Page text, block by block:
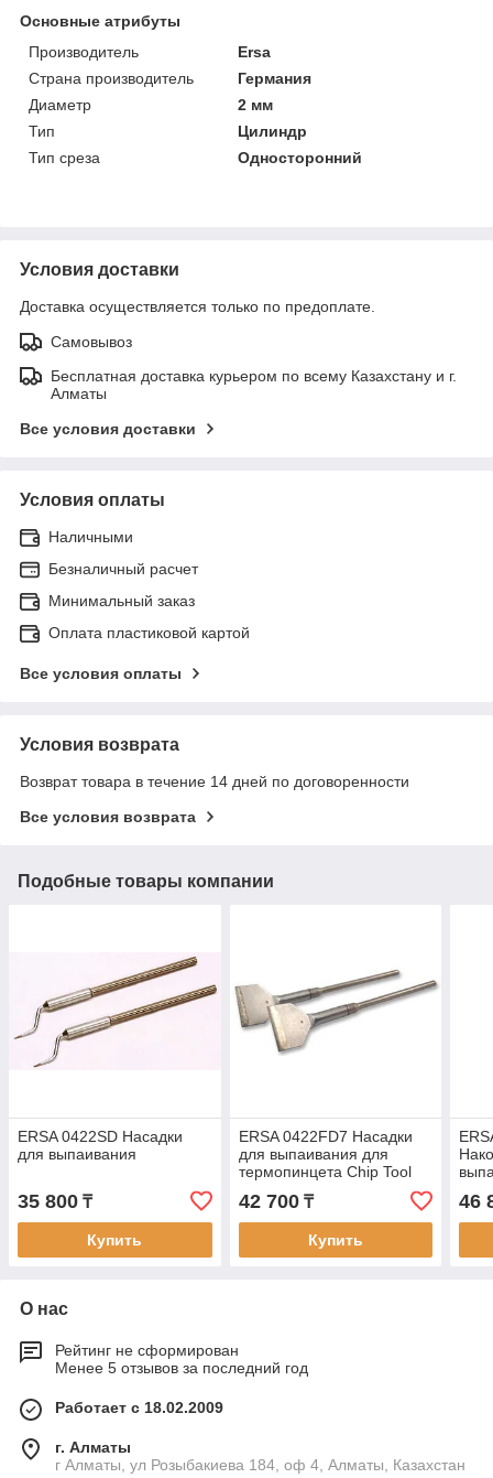
Основные атрибуты
Производитель
Ersa
Страна производитель
Германия
Диаметр
2 мм
Тип
Цилиндр
Тип среза
Односторонний
Условия доставки
Доставка осуществляется только по предоплате.
Самовывоз
Бесплатная доставка курьером по всему Казахстану и г.
Алматы
Все условия доставки
Условия оплаты
Наличными
Безналичный расчет
Минимальный заказ
Оплата пластиковой картой
Все условия оплаты
Условия возврата
Возврат товара в течение 14 дней по договоренности
Все условия возврата
Подобные товары компании
ERSA 0422SD Насадки
для выпаивания
35 800 ₸
Купить
ERSA 0422FD7 Насадки
для выпаивания для
термопинцета Chip Tool
42 700₸
Купить
46
О нас
Рейтинг не сформирован
Менее 5 отзывов за последний год
Работает с 18.02.2009
г. Алматы
г Алматы, ул Розыбакиева 184, оф 4, Алматы, Казахстан